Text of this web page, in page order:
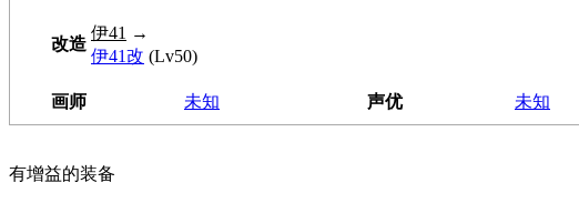
改造
伊41 →
伊41改 (Lv50)
画师 未知 声优 未知
有增益的装备